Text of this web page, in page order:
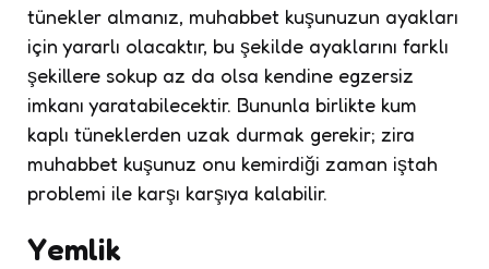
tünekler almanız, muhabbet kuşunuzun ayakları
için yararlı olacaktır, bu şekilde ayaklarını farklı
şekillere sokup az da olsa kendine egzersiz
imkanı yaratabilecektir. Bununla birlikte kum
kaplı tüneklerden uzak durmak gerekir; zira
muhabbet kuşunuz onu kemirdiği zaman iştah
problemi ile karşı karşıya kalabilir.
Yemlik